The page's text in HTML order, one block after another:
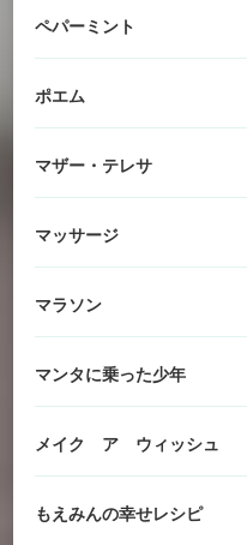
ペパーミント
ポエム
マザー・テレサ
マッサージ
マラソン
マンタに乗った少年
メイク ア ウィッシュ
もえみんの幸せレシピ